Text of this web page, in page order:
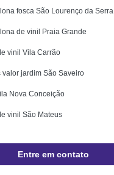
fosca São Lourenço da Serra
de vinil Praia Grande
vinil Vila Carrão
jardim São Saveiro
Nova Conceição
vinil São Mateus
Entre em contato